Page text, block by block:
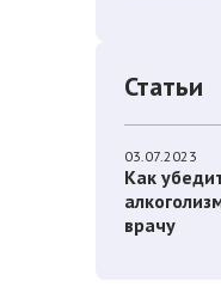
Статьи
03.07.2023
Как
врачу